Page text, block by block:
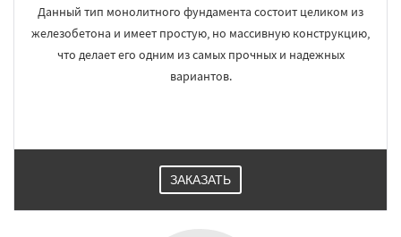
Данный тип монолитного фундамента состоит целиком из
железобетона и имеет простую, но массивную конструкцию,
что делает его одним из самых прочных и надежных
вариантов.
ЗАКАЗАТЬ